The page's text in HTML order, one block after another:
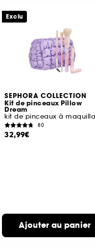
SEPHORA COLLECTION
Kit de pinceaux Pillow
Dream
kit de pinceaux à
80
32,99€
Ajouter au panier
Exclu